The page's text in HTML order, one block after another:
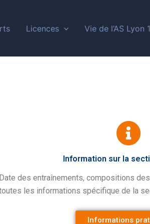
Licences Vie de l’AS Lyon 1
Information sur la
Date des entraînements, compositions
les informations spécifique de la
Informations